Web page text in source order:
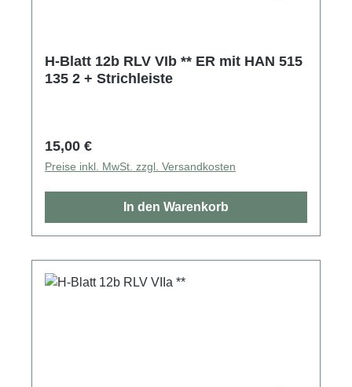
H-Blatt 12b RLV VIb ** ER mit HAN 515
135 2 + Strichleiste
Regulärer Preis:
15,00 €
Preise inkl. MwSt. zzgl. Versandkosten
In den Warenkorb